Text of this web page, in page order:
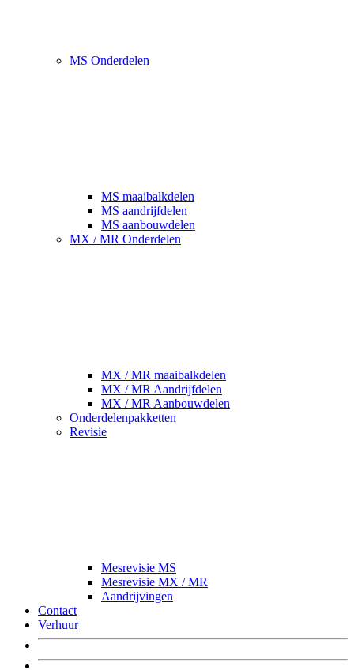
MS Onderdelen
MS maaibalkdelen
MS aandrijfdelen
MS aanbouwdelen
MX / MR Onderdelen
MX / MR maaibalkdelen
MX / MR Aandrijfdelen
MX / MR Aanbouwdelen
Onderdelenpakketten
Revisie
Mesrevisie MS
Mesrevisie MX / MR
Aandrijvingen
Contact
Verhuur